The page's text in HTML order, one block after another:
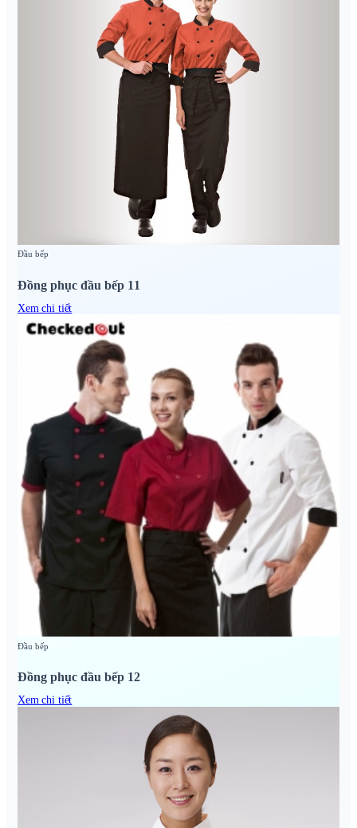
Đầu bếp
Đồng phục đầu bếp 11
Xem chi tiết
Đầu bếp
Đồng phục đầu bếp 12
Xem chi tiết